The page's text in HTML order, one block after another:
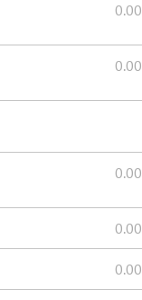
0.00
0.00
0.00
0.00
0.00